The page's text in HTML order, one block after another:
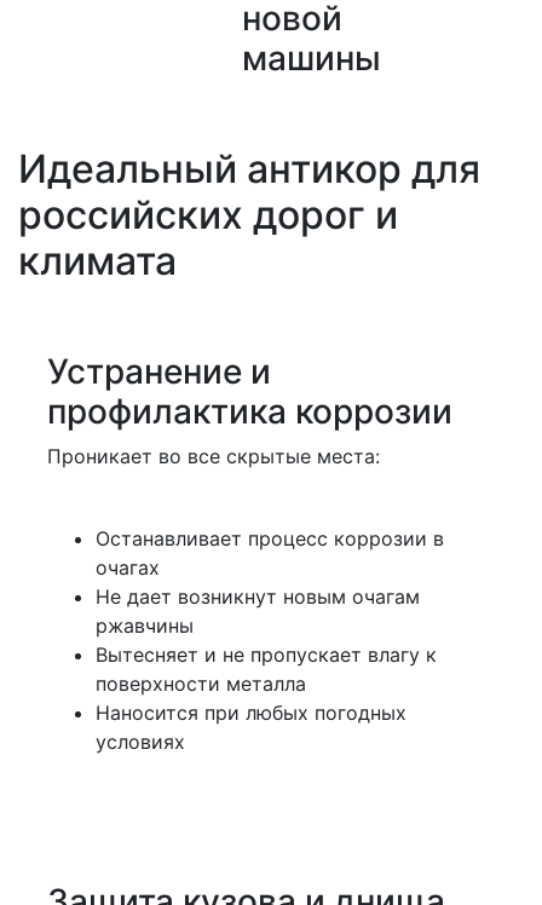
новой
машины
Идеальный антикор для
российских дорог и
климата
Устранение и
профилактика коррозии
Проникает во все скрытые места:
Останавливает процесс коррозии в
очагах
Не дает возникнут новым очагам
ржавчины
Вытесняет и не пропускает влагу к
поверхности металла
Наносится при любых погодных
условиях